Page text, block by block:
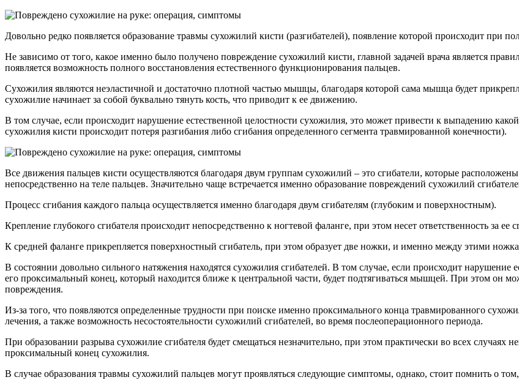
Довольно редко появляется образование травмы сухожилий кисти (разгибателей), появление которой происходит при
Не зависимо от того, какое именно было получено повреждение сухожилий кисти, главной задачей врача является
появляется возможность полного восстановления естественного функционирования пальцев.
Сухожилия являются неэластичной и достаточно плотной частью мышцы, благодаря которой сама мышца будет
сухожилие начинает за собой буквально тянуть кость, что приводит к ее движению.
В том случае, если происходит нарушение естественной целостности сухожилия, это может привести к выпадению
сухожилия кисти происходит потеря разгибания либо сгибания определенного сегмента травмированной конечности).
Все движения пальцев кисти осуществляются благодаря двум группам сухожилий – это сгибатели, которые
непосредственно на теле пальцев. Значительно чаще встречается именно образование повреждений сухожилий
Процесс сгибания каждого пальца осуществляется именно благодаря двум сгибателям (глубоким и поверхностным).
Крепление глубокого сгибателя происходит непосредственно к ногтевой фаланге, при этом несет ответственность за ее
К средней фаланге прикрепляется поверхностный сгибатель, при этом образует две ножки, и именно между этими
В состоянии довольно сильного натяжения находятся сухожилия сгибателей. В том случае, если происходит нарушение
его проксимальный конец, который находится ближе к центральной части, будет подтягиваться мышцей. При этом он
повреждения.
Из-за того, что появляются определенные трудности при поиске именно проксимального конца травмированного
лечения, а также возможность несостоятельности сухожилий сгибателей, во время послеоперационного периода.
При образовании разрыва сухожилие сгибателя будет смещаться незначительно, при этом практически во всех случаях
проксимальный конец сухожилия.
В случае образования травмы сухожилий пальцев могут проявляться следующие симптомы, однако, стоит помнить о